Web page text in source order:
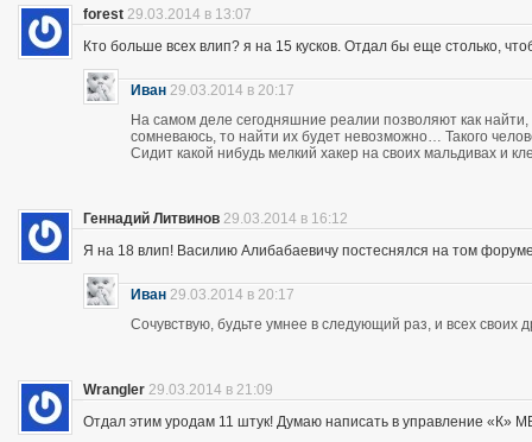
forest 29.03.2014 в 13:07
Кто больше всех влип? я на 15 кусков. Отдал бы еще столько,
Иван 29.03.2014 в 20:17
На самом деле сегодняшние реалии позволяют как
сомневаюсь, то найти их будет невозможно… Такого
Сидит какой нибудь мелкий хакер на своих мальдивах и
Геннадий Литвинов 29.03.2014 в 16:12
Я на 18 влип! Василию Алибабаевичу постеснялся на том
Иван 29.03.2014 в 20:17
Сочувствую, будьте умнее в следующий раз, и всех своих
Wrangler 29.03.2014 в 21:09
Отдал этим уродам 11 штук! Думаю написать в управление «К»